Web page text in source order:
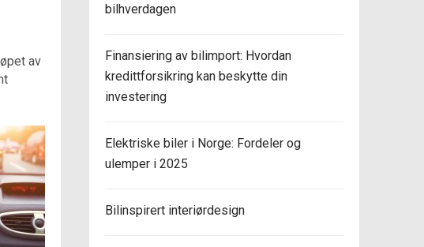
av
bilhverdagen
Finansiering av bilimport: Hvordan
kredittforsikring kan beskytte din
investering
Elektriske biler i Norge: Fordeler og
ulemper i 2025
Bilinspirert interiørdesign